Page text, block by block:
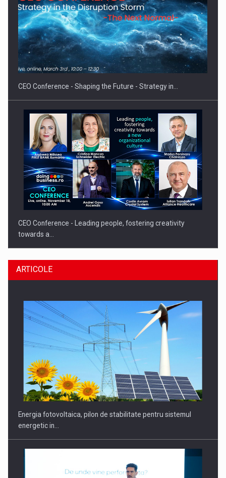
Hard Enduro Piatra Craiului 2026, fueled by benzinariile RO…
CEO Conference - Shaping the Future - Strategy in…
CEO Conference - Leading people, fostering creativity
towards a…
CEO Conference - Shaping The Future - Technology and…
ARTICOLE
Energia fotovoltaica, pilon de stabilitate pentru sistemul
energetic in…